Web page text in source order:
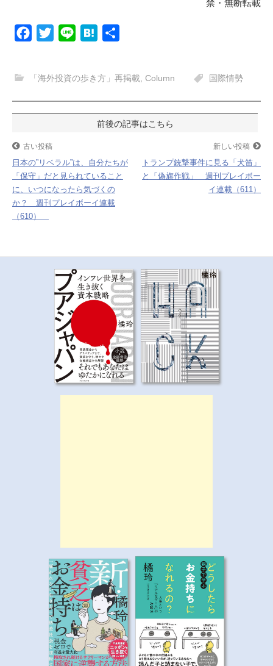
禁・無断転載
b
k
t
t
e
e
n
a
「海外投資の歩き方」再掲載 Column 国際情勢
稿
ナ
ビ
ゲ
ー
古い投稿
日本の”リベラル”は、自分たちが
「保守」だと見られていること
に、いつになったら気づくの
か？ 週刊プレイボーイ連載
（610）
新しい投稿
トランプ銃撃事件に見る「犬笛」
と「偽旗作戦」 週刊プレイボー
イ連載（611）